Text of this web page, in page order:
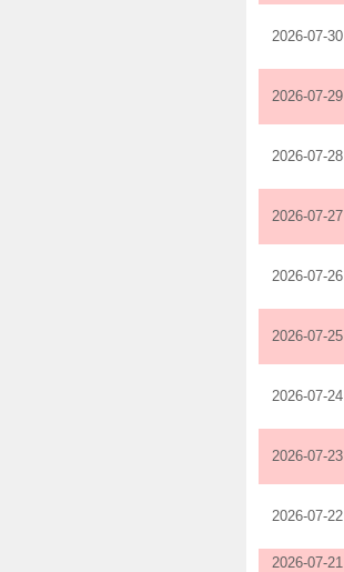
2026-07-30
2026-07-29
2026-07-28
2026-07-27
2026-07-26
2026-07-25
2026-07-24
2026-07-23
2026-07-22
2026-07-21